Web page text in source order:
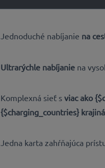
Jednoduché nabíjanie na
Ultrarýchle nabíjanie na
Komplexná sieť s viac ako
{$charging_countries}
Jedna karta zahŕňajúca